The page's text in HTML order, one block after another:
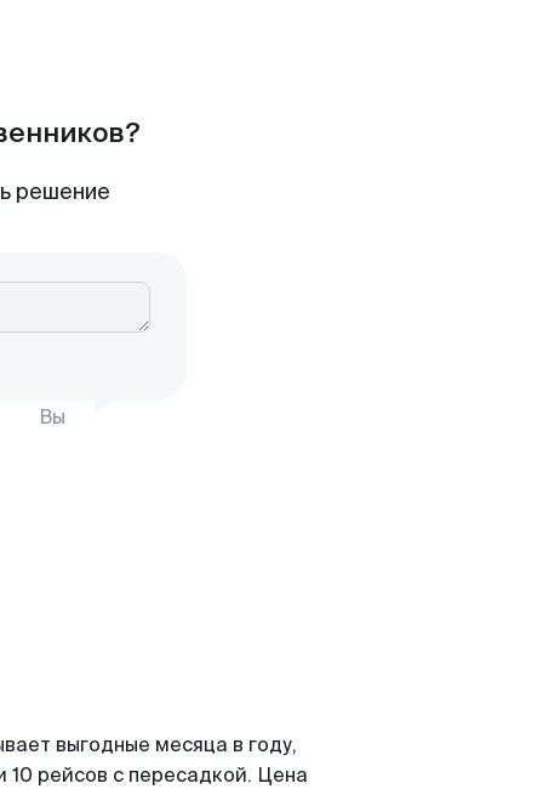
решение
Вы
выгодные месяца в году,
рейсов с пересадкой. Цена